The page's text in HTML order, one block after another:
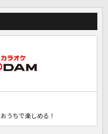
うちで楽しめる！